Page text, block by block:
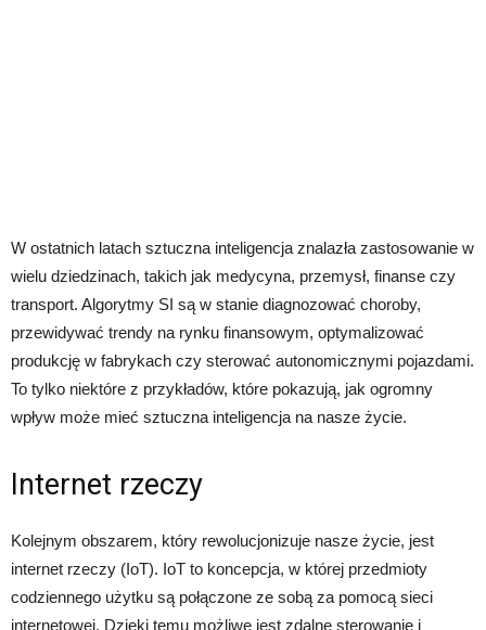
W ostatnich latach sztuczna inteligencja znalazła zastosowanie w
wielu dziedzinach, takich jak medycyna, przemysł, finanse czy
transport. Algorytmy SI są w stanie diagnozować choroby,
przewidywać trendy na rynku finansowym, optymalizować
produkcję w fabrykach czy sterować autonomicznymi pojazdami.
To tylko niektóre z przykładów, które pokazują, jak ogromny
wpływ może mieć sztuczna inteligencja na nasze życie.
Internet rzeczy
Kolejnym obszarem, który rewolucjonizuje nasze życie, jest
internet rzeczy (IoT). IoT to koncepcja, w której przedmioty
codziennego użytku są połączone ze sobą za pomocą sieci
internetowej. Dzięki temu możliwe jest zdalne sterowanie i